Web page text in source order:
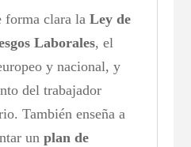
forma clara laLey de
Laborales, el
y nacional, y
del trabajador
También enseña a
unplan de